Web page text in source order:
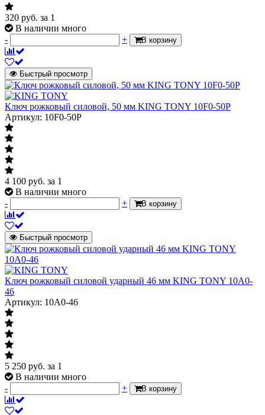
320 руб. за 1
В наличии много
-
+ В корзину
Быстрый просмотр
Ключ рожковый силовой, 50 мм KING TONY 10F0-50P
Артикул: 10F0-50P
4 100 руб. за 1
В наличии много
-
+ В корзину
Быстрый просмотр
Ключ рожковый силовой ударный 46 мм KING TONY 10A0-
46
Артикул: 10A0-46
5 250 руб. за 1
В наличии много
-
+ В корзину